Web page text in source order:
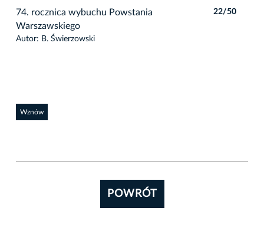
74. rocznica wybuchu Powstania
Warszawskiego
Autor: B. Świerzowski
22/50
Wznów
POWRÓT